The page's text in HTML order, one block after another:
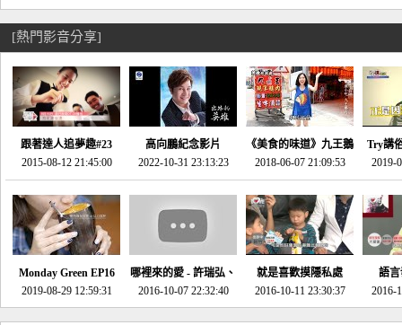
款遊戲打到骨折-電玩
宅速配20230119
直擊展前記者會-電玩
延期齁？-電玩宅速配
金鄉
[熱門影音分享]
跟著達人追夢趣#23
promo-我想開間咖啡
館(謝佳凌)
2015-08-12 21:45:00
高向鵬紀念影片
2022-10-31 23:13:23
《美食的味道》九王鵝
肉
2018-06-07 21:09:53
Try講
2019-
Monday Green EP16
超意外~環保原來可以
邊玩邊做！
2019-08-29 12:59:31
哪裡來的愛 - 許瑞弘、
李其芬
2016-10-07 22:32:40
就是喜歡摸隱私處
2016-10-11 23:30:37
語
2016-